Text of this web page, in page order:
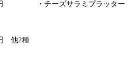
円 ・チーズサラミプラッター
他2種